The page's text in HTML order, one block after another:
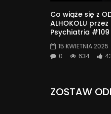
Co wiąże się z
ALHOKOLU
Psychiatria #109
15 KWIETNIA 2025
0
634
ZOSTAW